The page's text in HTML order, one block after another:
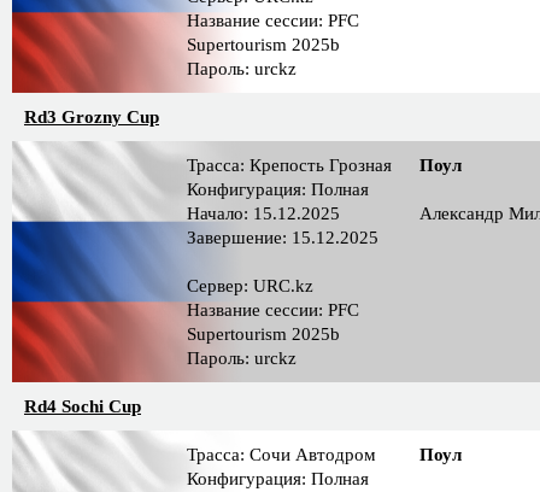
Название сессии: PFC
Supertourism 2025b
Пароль: urckz
Rd3 Grozny Cup
Трасса: Крепость Грозная
Конфигурация: Полная
Начало: 15.12.2025
Завершение: 15.12.2025
Сервер: URC.kz
Название сессии: PFC
Supertourism 2025b
Пароль: urckz
Поул
Александр
Rd4 Sochi Cup
Трасса: Сочи Автодром
Конфигурация: Полная
Поул